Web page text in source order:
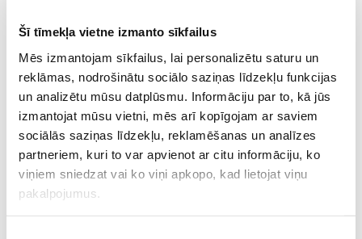
Šī tīmekļa vietne izmanto sīkfailus
Mēs izmantojam sīkfailus, lai personalizētu saturu un
reklāmas, nodrošinātu sociālo saziņas līdzekļu funkcijas
un analizētu mūsu datplūsmu. Informāciju par to, kā jūs
izmantojat mūsu vietni, mēs arī kopīgojam ar saviem
sociālās saziņas līdzekļu, reklamēšanas un analīzes
partneriem, kuri to var apvienot ar citu informāciju, ko
viņiem sniedzat vai ko viņi apkopo, kad lietojat viņu
pakalpojumus.
var parādīties, kad specifiskais ādas bojājums jau ir.
Pie citām saslimšanas formām (neiroborelioze)
nepieciešama asins paraugu un cerebrospinālā
šķidruma izmeklēšana ar specifiskām antivielām, kā
arī precizējošo testu pielietošana – antivielu
apstiprināšana ar immunoblot metodi.
Lai novērtētu saslimšanas risku, pirms parādās
pirmie simptomi, var veikt pašas ērces testēšanu, lai
noskaidrotu, vai ērce ir bijusi inficēta.
Jāņem vērā, ka dažiem veseliem cilvēkiem, kuri nekad
nav slimojuši ar boreliozi, asinīs var tikt atklātas